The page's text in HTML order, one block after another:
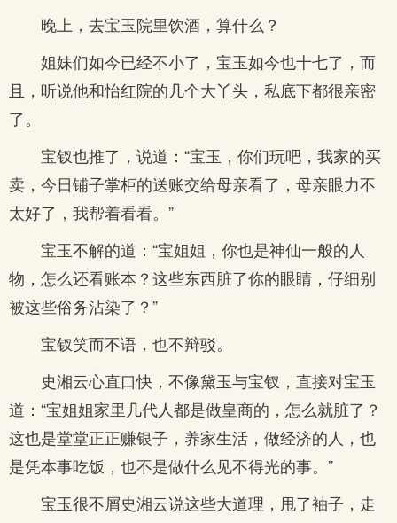
晚上，去宝玉院里饮酒，算什么？
姐妹们如今已经不小了，宝玉如今也十七了，而
且，听说他和怡红院的几个大丫头，私底下都很亲密
了。
宝钗也推了，说道：“宝玉，你们玩吧，我家的买
卖，今日铺子掌柜的送账交给母亲看了，母亲眼力不
太好了，我帮着看看。”
宝玉不解的道：“宝姐姐，你也是神仙一般的人
物，怎么还看账本？这些东西脏了你的眼睛，仔细别
被这些俗务沾染了？”
宝钗笑而不语，也不辩驳。
史湘云心直口快，不像黛玉与宝钗，直接对宝玉
道：“宝姐姐家里几代人都是做皇商的，怎么就脏了？
这也是堂堂正正赚银子，养家生活，做经济的人，也
是凭本事吃饭，也不是做什么见不得光的事。”
宝玉很不屑史湘云说这些大道理，甩了袖子，走